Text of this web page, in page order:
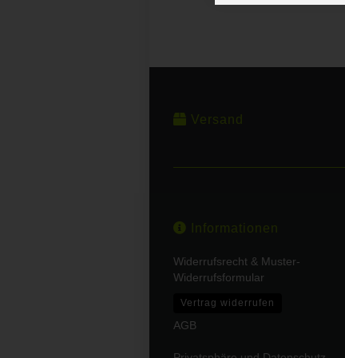
Versand
Informationen
Widerrufsrecht & Muster-
Widerrufsformular
Vertrag widerrufen
AGB